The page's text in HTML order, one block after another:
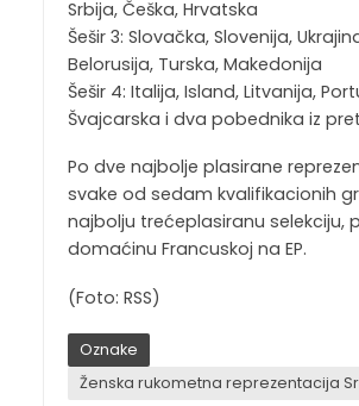
Srbija, Češka, Hrvatska
Šešir 3: Slovačka, Slovenija,
Belorusija, Turska, Makedonija
Šešir 4: Italija, Island, Litvanija,
Švajcarska i dva pobednika iz
Po dve najbolje plasirane
svake od sedam kvalifikacionih
najbolju trećeplasiranu selekciju,
domaćinu Francuskoj na EP.
(Foto: RSS)
Oznake
Ženska rukometna reprezentacija